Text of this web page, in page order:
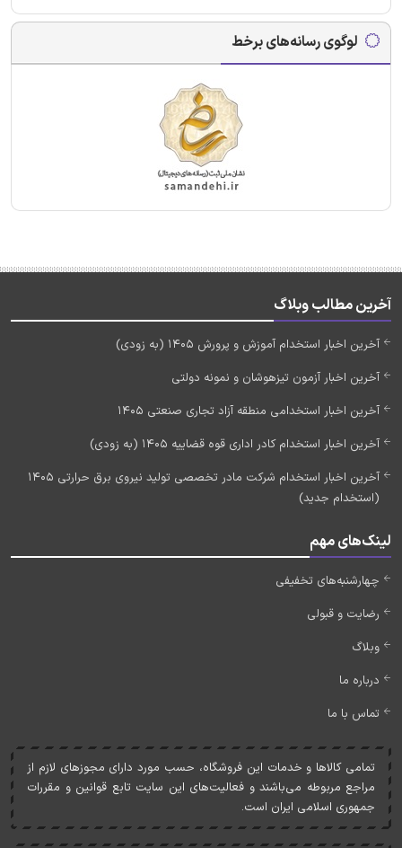
لوگوی رسانه‌های برخط
آخرین مطالب وبلاگ
آخرین اخبار استخدام آموزش و پرورش 1405 (به زودی)
آخرین اخبار آزمون تیزهوشان و نمونه دولتی
آخرین اخبار استخدامی منطقه آزاد تجاری صنعتی 1405
آخرین اخبار استخدام کادر اداری قوه قضاییه 1405 (به زودی)
آخرین اخبار استخدام شرکت مادر تخصصی تولید نیروی برق حرارتی 1405
(استخدام جدید)
لینک‌های مهم
چهارشنبه‌های تخفیفی
رضایت و قبولی
وبلاگ
درباره ما
تماس با ما
تمامی کالاها و خدمات اين فروشگاه، حسب مورد دارای مجوزهای لازم از
مراجع مربوطه می‌باشند و فعاليت‌های اين سايت تابع قوانين و مقررات
جمهوری اسلامی ايران است.